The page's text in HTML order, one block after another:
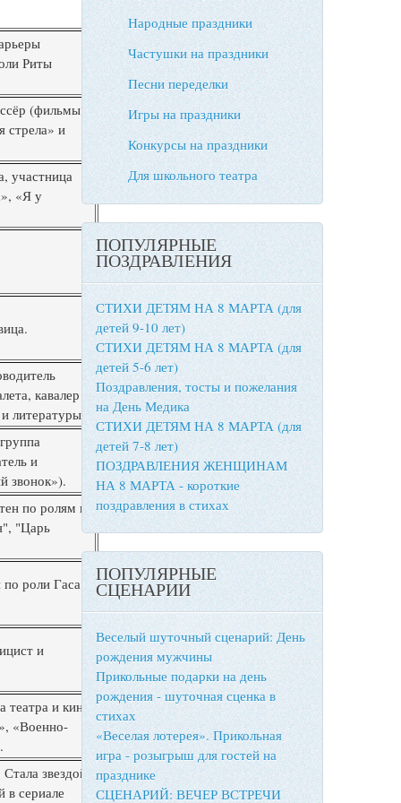
Риты
(фильмы
стрела» и
участница
«Я у
кавалер
литературы.
и
звонок»).
по ролям в
"Царь
роли Гаса в
и
театра и кино
«Военно-
звездой,
в сериале
Народные праздники
Частушки на праздники
Песни переделки
Игры на праздники
Конкурсы на праздники
Для школьного театра
ПОПУЛЯРНЫЕ
ПОЗДРАВЛЕНИЯ
СТИХИ ДЕТЯМ НА 8 МАРТА (для
детей 9-10 лет)
СТИХИ ДЕТЯМ НА 8 МАРТА (для
детей 5-6 лет)
Поздравления, тосты и пожелания
на День Медика
СТИХИ ДЕТЯМ НА 8 МАРТА (для
детей 7-8 лет)
ПОЗДРАВЛЕНИЯ ЖЕНЩИНАМ
НА 8 МАРТА - короткие
поздравления в стихах
ПОПУЛЯРНЫЕ
СЦЕНАРИИ
Веселый шуточный сценарий: День
рождения мужчины
Прикольные подарки на день
рождения - шуточная сценка в
стихах
«Веселая лотерея». Прикольная
игра - розыгрыш для гостей на
празднике
СЦЕНАРИЙ: ВЕЧЕР ВСТРЕЧИ